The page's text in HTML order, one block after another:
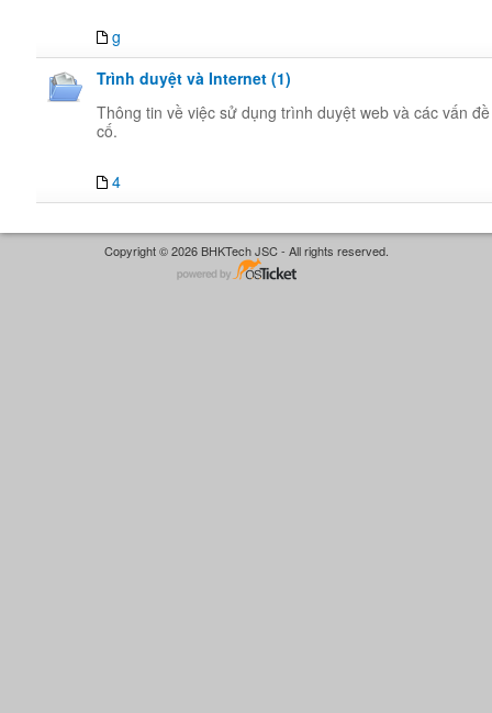
g
Trình duyệt và Internet (1)
Thông tin về việc sử dụng trình duyệt web và các vấn
cố.
4
Copyright © 2026 BHKTech JSC - All rights reserved.